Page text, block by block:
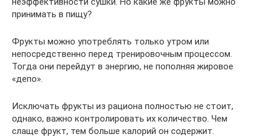
принимать в пищу?
Фрукты можно употреблять только утром или
непосредственно перед тренировочным процессом.
Тогда они перейдут в энергию, не пополняя жировое
«депо».
Исключать фрукты из рациона полностью не стоит,
однако, важно контролировать их количество. Чем
слаще фрукт, тем больше калорий он содержит.